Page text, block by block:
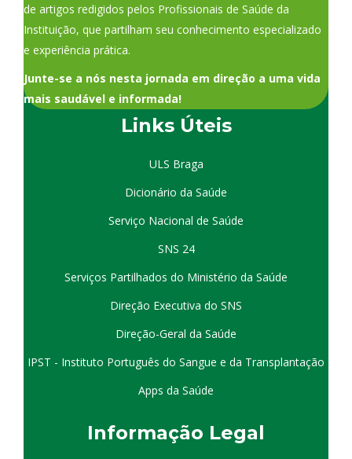
de artigos redigidos pelos Profissionais de Saúde da
Instituição, que partilham seu conhecimento especializado
e experiência prática.
Junte-se a nós nesta jornada em direção a uma vida
mais saudável e informada!
Links Úteis
ULS Braga
Dicionário da Saúde
Serviço Nacional de Saúde
SNS 24
Serviços Partilhados do Ministério da Saúde
Direção Executiva do SNS
Direção-Geral da Saúde
IPST - Instituto Português do Sangue e da Transplantação
Apps da Saúde
Informação Legal